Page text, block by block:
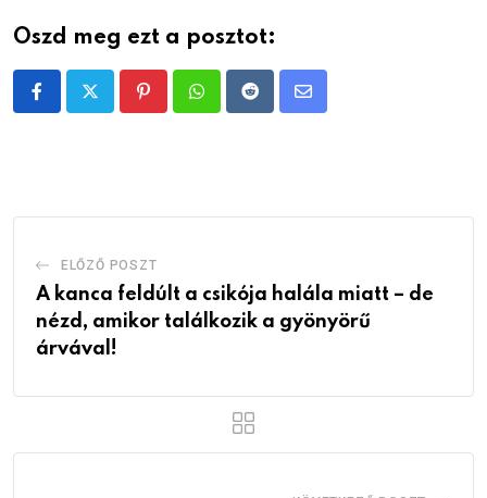
Oszd meg ezt a posztot:
PinterestWhatsappRedditShare
ELŐZŐ POSZT
A kanca feldúlt a csikója halála miatt – de
nézd, amikor találkozik a gyönyörű
árvával!